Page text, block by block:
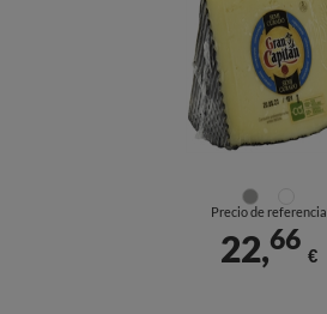
Precio de referencia
22,66
€